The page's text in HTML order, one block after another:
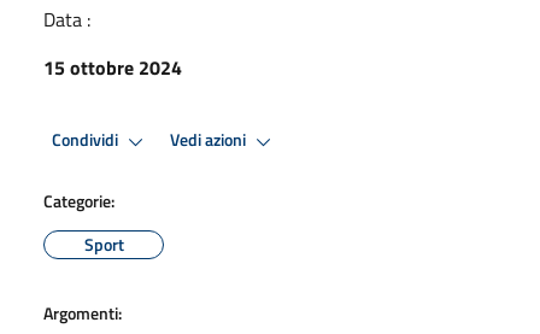
Data :
15 ottobre 2024
Condividi Vedi azioni
Categorie:
Sport
Argomenti: